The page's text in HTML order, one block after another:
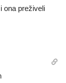
ona preživeli